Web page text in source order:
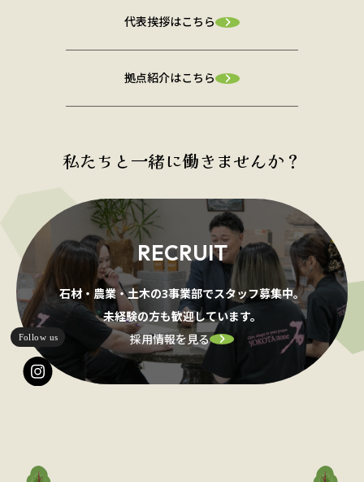
代表挨拶はこちら
拠点紹介はこちら
私たちと一緒に働きませんか？
RECRUIT
石材・農業・土木の3事業部でスタッフ募集中。
未経験の方も歓迎しています。
採用情報を見る